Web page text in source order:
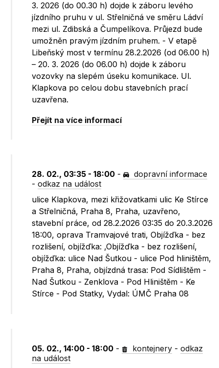
3. 2026 (do 00.30 h) dojde k záboru levého
jízdního pruhu v ul. Střelničná ve směru Ládví
mezi ul. Zdibská a Čumpelíkova. Průjezd bude
umožněn pravým jízdním pruhem. - V etapě
Libeňský most v termínu 28.2.2026 (od 06.00 h)
– 20. 3. 2026 (do 06.00 h) dojde k záboru
vozovky na slepém úseku komunikace. Ul.
Klapkova po celou dobu stavebních prací
uzavřena.
Přejít na více informací
28. 02., 03:35 - 18:00 -
dopravní informace
-odkaz na událost
ulice Klapkova, mezi křižovatkami ulic Ke Stírce
a Střelničná, Praha 8, Praha, uzavřeno,
stavební práce, od 28.2.2026 03:35 do 20.3.2026
18:00, oprava Tramvajové trati, Objížďka - bez
rozlišení, objížďka: ,Objížďka - bez rozlišení,
objížďka: ulice Nad Šutkou - ulice Pod hliništěm,
Praha 8, Praha, objízdná trasa: Pod Sídlištěm -
Nad Šutkou - Zenklova - Pod Hliništěm - Ke
Stírce - Pod Statky, Vydal: ÚMČ Praha 08
05. 02., 14:00 - 18:00 - kontejnery -odkaz
na událost